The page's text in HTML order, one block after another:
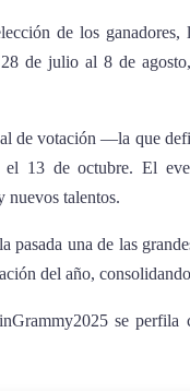
de su era
terminó con
que “no le
revuelo en México
de los
de julio al 8 de
de votación —la que
13 de octubre. El
nuevos talentos.
pasada una de las
del año,
se perfila